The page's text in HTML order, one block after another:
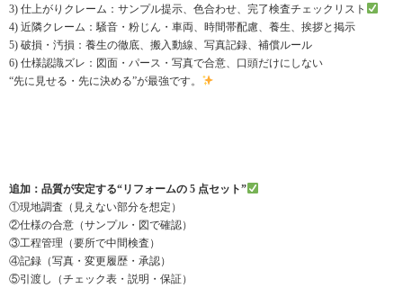
3) 仕上がりクレーム：サンプル提示、色合わせ、完了検査チェックリスト
4) 近隣クレーム：騒音・粉じん・車両、時間帯配慮、養生、挨拶と掲示
5) 破損・汚損：養生の徹底、搬入動線、写真記録、補償ルール
6) 仕様認識ズレ：図面・パース・写真で合意、口頭だけにしない
“先に見せる・先に決める”が最強です。
追加：品質が安定する“リフォームの 5 点セット”
①現地調査（見えない部分を想定）
②仕様の合意（サンプル・図で確認）
③工程管理（要所で中間検査）
④記録（写真・変更履歴・承認）
⑤引渡し（チェック表・説明・保証）